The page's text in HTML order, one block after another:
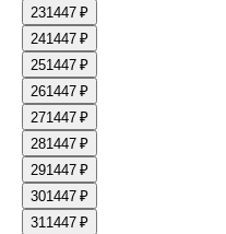
231447 ₽
241447 ₽
251447 ₽
261447 ₽
271447 ₽
281447 ₽
291447 ₽
301447 ₽
311447 ₽